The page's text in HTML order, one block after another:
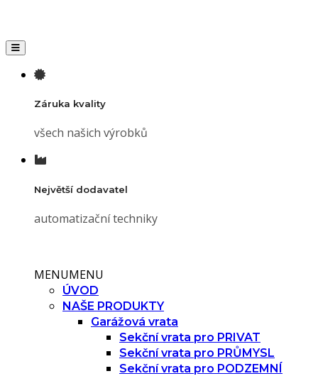
Toggle navigation
Záruka kvality
všech našich výrobků
Největší dodavatel
automatizační techniky
MENUMENU
ÚVOD
NAŠE PRODUKTY
Garážová vrata
Sekční vrata pro PRIVAT
Sekční vrata pro PRŮMYSL
Sekční vrata pro PODZEMNÍ